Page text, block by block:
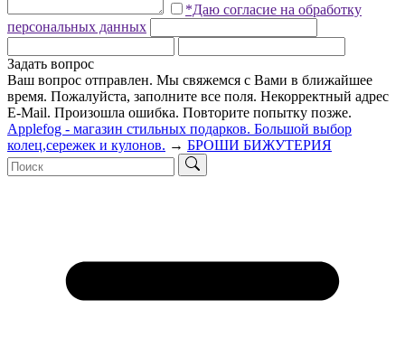
*Даю согласие на обработку
персональных данных
Задать вопрос
Ваш вопрос отправлен. Мы свяжемся с Вами в ближайшее
время. Пожалуйста, заполните все поля. Некорректный адрес
E-Mail. Произошла ошибка. Повторите попытку позже.
Applefog - магазин стильных подарков. Большой выбор
колец,сережек и кулонов. → БРОШИ БИЖУТЕРИЯ